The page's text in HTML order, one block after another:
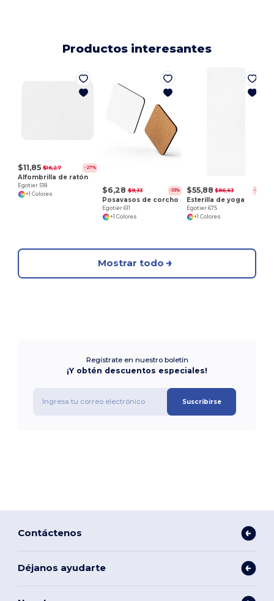
Productos interesantes
$11,85 $16,27 -27%
Alfombrilla de ratón
Egotier 518
+1 Colores
$6,28 $9,33 -33%
Posavasos de corcho
Egotier 611
+1 Colores
$55,88 $86,63 -35%
Esterilla de yoga
Egotier 675
+1 Colores
Mostrar todo
Regístrate en nuestro boletín
¡Y obtén descuentos especiales!
Suscribirse
Contáctenos
Déjanos ayudarte